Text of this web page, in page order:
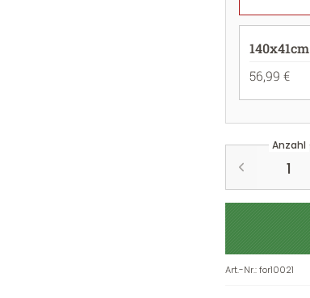
140x41cm
56,99 €
Anzahl
Art.-Nr.:for10021